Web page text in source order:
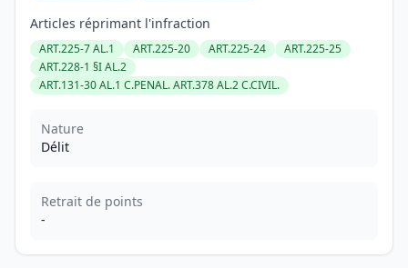
Articles réprimant l'infraction
ART.225-7 AL.1 ART.225-20 ART.225-24
ART.225-25
ART.228-1 §I AL.2
ART.131-30 AL.1 C.PENAL. ART.378 AL.2 C.CIVIL.
Nature
Délit
Retrait de points
-